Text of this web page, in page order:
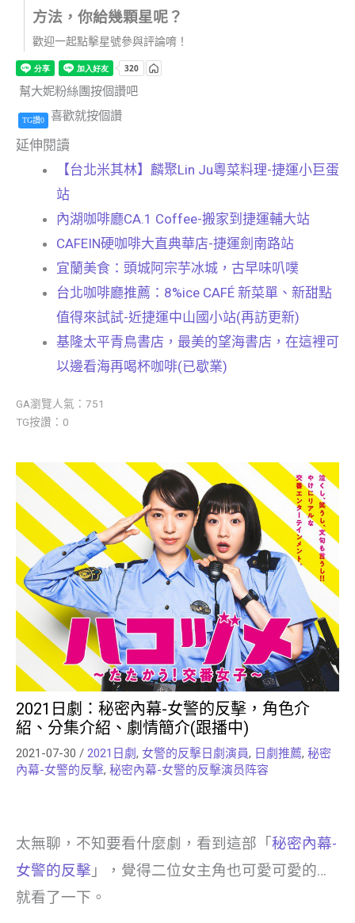
方法，你給幾顆星呢？
歡迎一起點擊星號參與評論唷！
幫大妮粉絲團按個讚吧
TG讚0 喜歡就按個讚
延伸閱讀
【台北米其林】麟聚Lin Ju粵菜料理-捷運小巨蛋
站
內湖咖啡廳CA.1 Coffee-搬家到捷運輔大站
CAFEIN硬咖啡大直典華店-捷運劍南路站
宜蘭美食：頭城阿宗芋冰城，古早味叭噗
台北咖啡廳推薦：8%ice CAFÉ 新菜單、新甜點
值得來試試-近捷運中山國小站(再訪更新)
基隆太平青鳥書店，最美的望海書店，在這裡可
以邊看海再喝杯咖啡(已歇業)
GA瀏覽人氣：751
TG按讚：0
2021日劇：秘密內幕-女警的反擊，角色介
紹、分集介紹、劇情簡介(跟播中)
2021-07-30 / 2021日劇, 女警的反擊日劇演員, 日劇推薦, 秘密
內幕-女警的反擊, 秘密內幕-女警的反擊演员阵容
太無聊，不知要看什麼劇，看到這部「秘密內幕-
女警的反擊 」，覺得二位女主角也可愛可愛的…
就看了一下。